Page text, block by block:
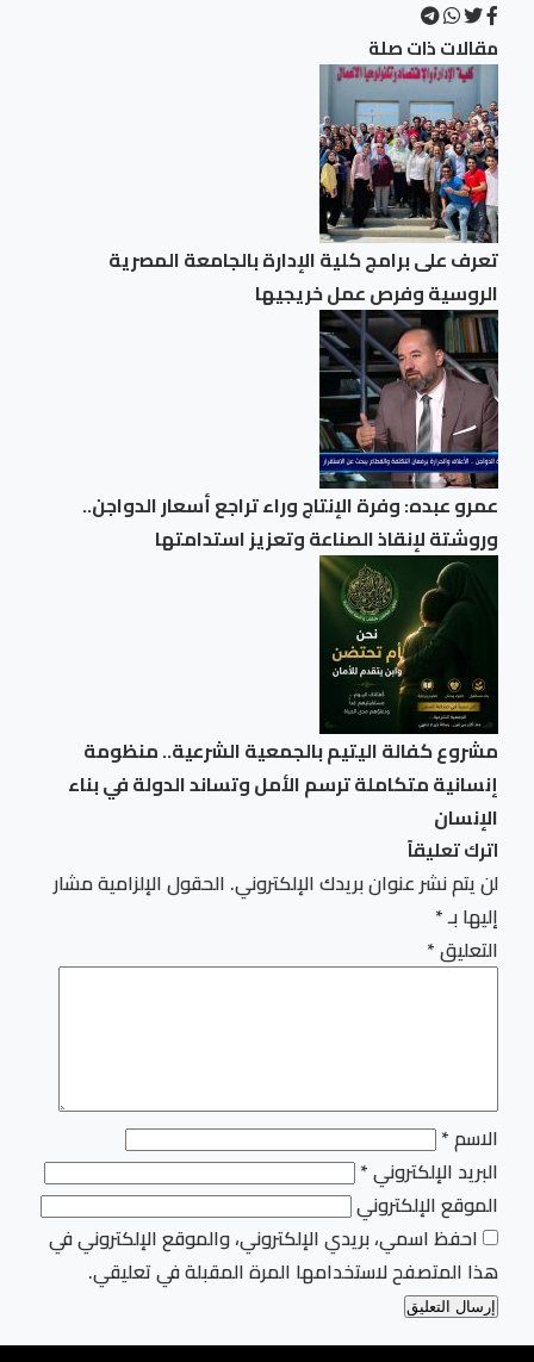
مقالات ذات صلة
تعرف على برامج كلية الإدارة بالجامعة المصرية
الروسية وفرص عمل خريجيها
عمرو عبده: وفرة الإنتاج وراء تراجع أسعار الدواجن..
وروشتة لإنقاذ الصناعة وتعزيز استدامتها
مشروع كفالة اليتيم بالجمعية الشرعية.. منظومة
إنسانية متكاملة ترسم الأمل وتساند الدولة في بناء
الإنسان
اترك تعليقاً
لن يتم نشر عنوان بريدك الإلكتروني. الحقول الإلزامية مشار
إليها بـ*
التعليق*
الاسم*
البريد الإلكتروني*
الموقع الإلكتروني
احفظ اسمي، بريدي الإلكتروني، والموقع الإلكتروني في
هذا المتصفح لاستخدامها المرة المقبلة في تعليقي.